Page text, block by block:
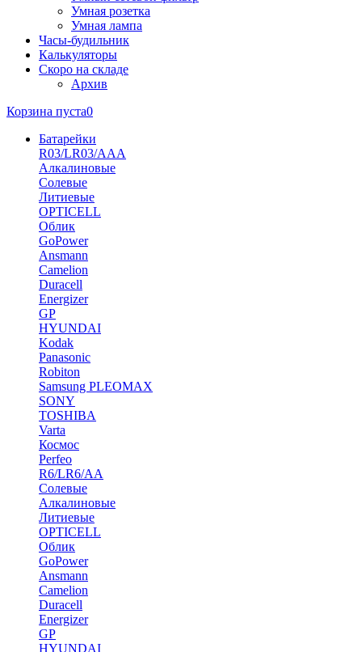
Умная розетка
Умная лампа
Часы-будильник
Калькуляторы
Скоро на складе
Архив
Корзина пуста0
Батарейки
R03/LR03/AAA
Алкалиновые
Солевые
Литиевые
OPTICELL
Облик
GoPower
Ansmann
Camelion
Duracell
Energizer
GP
HYUNDAI
Kodak
Panasonic
Robiton
Samsung PLEOMAX
SONY
TOSHIBA
Varta
Космос
Perfeo
R6/LR6/AA
Солевые
Алкалиновые
Литиевые
OPTICELL
Облик
GoPower
Ansmann
Camelion
Duracell
Energizer
GP
HYUNDAI